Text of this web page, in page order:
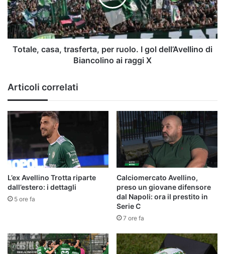
I
gol
dell’Avellino
di
Biancolino
Totale, casa, trasferta, per ruolo. I gol dell’Avellino di
Biancolino ai raggi X
Articoli correlati
L’ex Avellino Trotta riparte
dall’estero: i dettagli
5 ore fa
Calciomercato Avellino,
preso un giovane difensore
dal Napoli: ora il prestito in
Serie C
7 ore fa